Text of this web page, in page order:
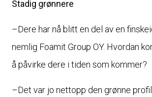
Stadig grønnere
–Dere har nå blitt en del av en
nemlig Foamit Group OY. Hvordan
å påvirke dere i tiden som kommer?
–Det var jo nettopp den grønne